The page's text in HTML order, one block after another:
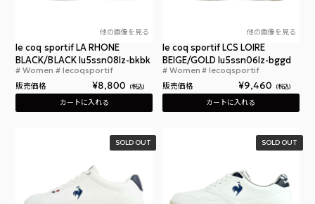
他の画像を見る
ルコックスポルティフ ラ ローヌ
le coq sportif LA RHONE
BLACK/BLACK lu5ssn08lz-bkbk
Women lecoqsportif
販売価格 ¥8,800 税込
カートに入れる
他の画像を見る
le coq sportif LCS LOIRE
BEIGE/GOLD lu5ssn06lz-bggd
Women lecoqsportif
販売価格 ¥9,460 税込
カートに入れる
SOLD OUT SOLD OUT